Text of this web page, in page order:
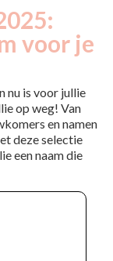
voor je
nu is voor jullie
op weg! Van
en namen
deze selectie
een naam die